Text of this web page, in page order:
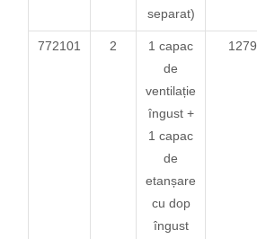
separat)
772101 2
1 capac
de
ventilație
îngust +
1 capac
de
etanșare
cu dop
îngust
1279